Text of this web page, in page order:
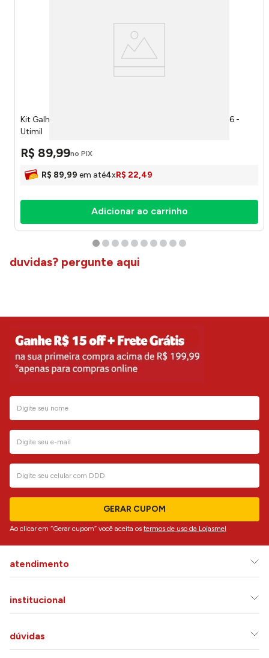
Kit Galheteiro Preto 3 Peças - Sal, Azeite e Vinagre PR656 -
Utimil
R$ 89,99no PIX
R$ 89,99 em até4xR$ 22,49
Adicionar ao carrinho
duvidas? pergunte aqui
GERAR CUPOM
Ao clicar em “Gerar cupom” você aceita os termos de uso da Lojasmel
atendimento
institucional
dúvidas